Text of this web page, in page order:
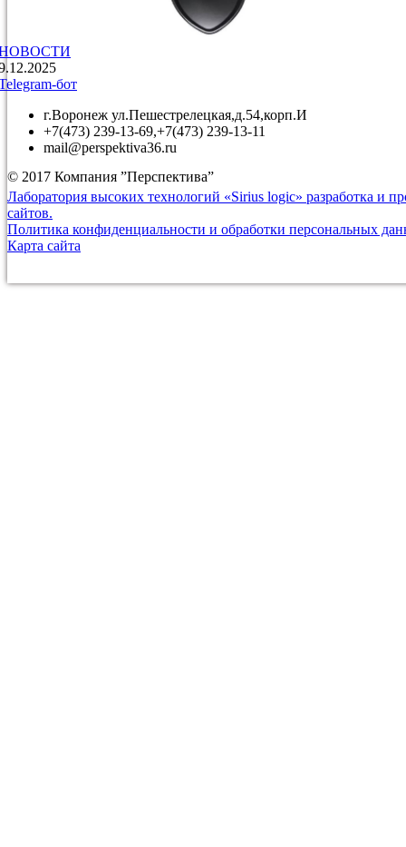
бот
г.Воронеж ул.Пешестрелецкая,д.54,корп.И
+7(473) 239-13-69,+7(473) 239-13-11
mail@perspektiva36.ru
© 2017 Компания ”Перспектива”
Лаборатория высоких технологий «Sirius logic» разработка и
сайтов.
Политика конфиденциальности и обработки персональных
Карта сайта